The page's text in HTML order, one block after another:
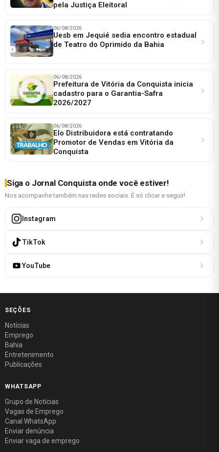
pela Justiça Eleitoral
06/08/2026
Uesb em Jequié sedia encontro estadual
de Teatro do Oprimido da Bahia
06/08/2026
Prefeitura de Vitória da Conquista inicia
cadastro para o Garantia-Safra
2026/2027
06/08/2026
Elo Distribuidora está contratando
Promotor de Vendas em Vitória da
Conquista
Siga o Jornal Conquista onde você estiver!
Nos acompanhe também nas redes sociais. É só clicar e seguir!
Instagram
TikTok
YouTube
SEÇÕES
Notícias
Emprego
Bahia
Entretenimento
Publicações
WHATSAPP
Grupo de Notícias
Vagas de Emprego
Canal WhatsApp
Enviar denúncia
Enviar vaga de emprego